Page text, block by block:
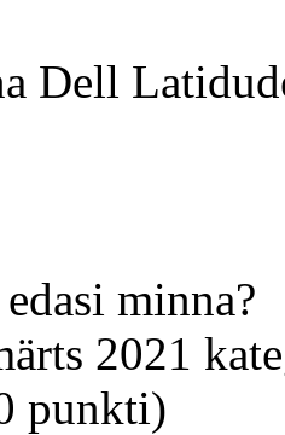
Dell
minna?
2021
punkti)